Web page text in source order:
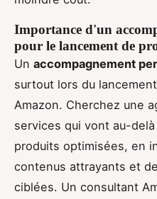
Importance d'un
pour le lancement de
Un accompagnement
surtout lors du
Amazon. Cherchez une
services qui vont au-
produits optimisées, en
contenus attrayants et
ciblées. Un consultant